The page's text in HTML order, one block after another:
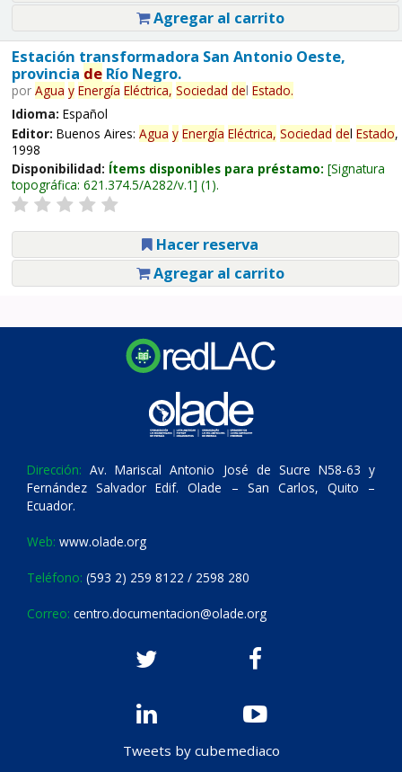
Agregar al carrito
Estación transformadora San Antonio Oeste,
provincia deRío Negro.
por Agua y Energía Eléctrica, Sociedad del Estado.
Idioma: Español
Editor: Buenos Aires: Agua y Energía Eléctrica, Sociedad del Estado,
1998
Disponibilidad: Ítems disponibles para préstamo: Signatura
topográfica: 621.374.5/A282/v.1 (1).
Hacer reserva
Agregar al carrito
Dirección: Av. Mariscal Antonio José de Sucre N58-63 y
Fernández Salvador Edif. Olade – San Carlos, Quito –
Ecuador.
Web: www.olade.org
Teléfono: (593 2) 259 8122 / 2598 280
Correo: centro.documentacion@olade.org
Tweets by cubemediaco